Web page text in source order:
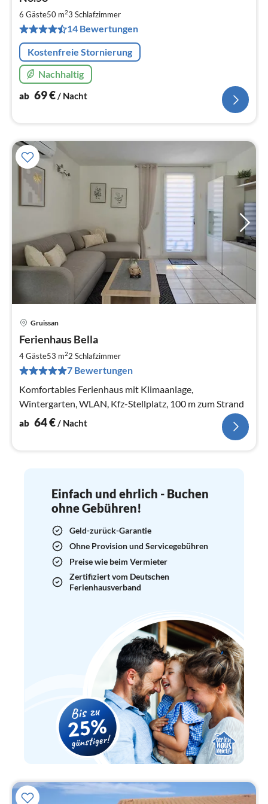
6 Gäste50 m23 Schlafzimmer
14 Bewertungen
Kostenfreie Stornierung
Nachhaltig
ab 69€/ Nacht
Gruissan
Ferienhaus Bella
4 Gäste53 m22 Schlafzimmer
7 Bewertungen
Komfortables Ferienhaus mit Klimaanlage,
Wintergarten, WLAN, Kfz-Stellplatz, 100 m zum Strand
ab 64€/ Nacht
Einfach und ehrlich - Buchen
ohne Gebühren!
Geld-zurück-Garantie
Ohne Provision und Servicegebühren
Preise wie beim Vermieter
Zertifiziert vom Deutschen
Ferienhausverband